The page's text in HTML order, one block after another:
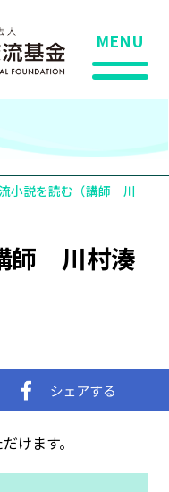
MENU
小説を読む（講師 川
師 川村湊
けます。